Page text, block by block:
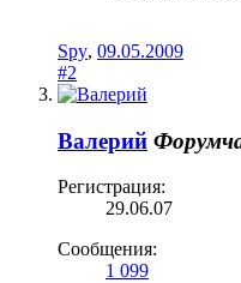
Spy, 09.05.2009
#2
Валерий
Регистрация:
29.06.07
Сообщения:
1 099